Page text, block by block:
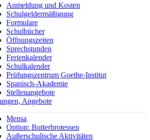
Anmeldung und Kosten
Schulgeldermäßigung
Formulare
Schulbücher
Öffnungszeiten
Sprechstunden
Ferienkalender
Schulkalender
Prüfungszentrum Goethe-Institut
Spanisch-Akademie
Stellenangebote
Angebote
Mensa
Option: Butterbrotessen
Außerschulische Aktivitäten